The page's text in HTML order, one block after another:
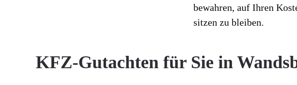
bewahren, auf Ihren
sitzen zu bleiben.
KFZ-Gutachten für Sie in